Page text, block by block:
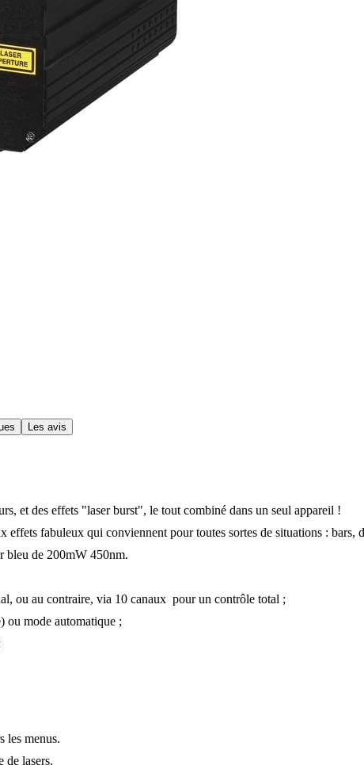
Les avis
et des effets "laser burst", le tout combiné dans un seul appareil !
effets fabuleux qui conviennent pour toutes sortes de situations :
bleu de 200mW 450nm.
ou au contraire, via 10 canaux pour un contrôle total ;
ou mode automatique ;
les menus.
de lasers.